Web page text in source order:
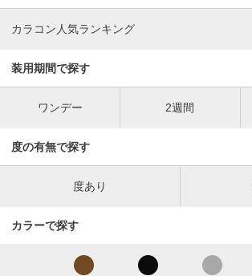
カラコン人気ランキング
装用期間で探す
ワンデー 2週間
度の有無で探す
度あり
カラーで探す